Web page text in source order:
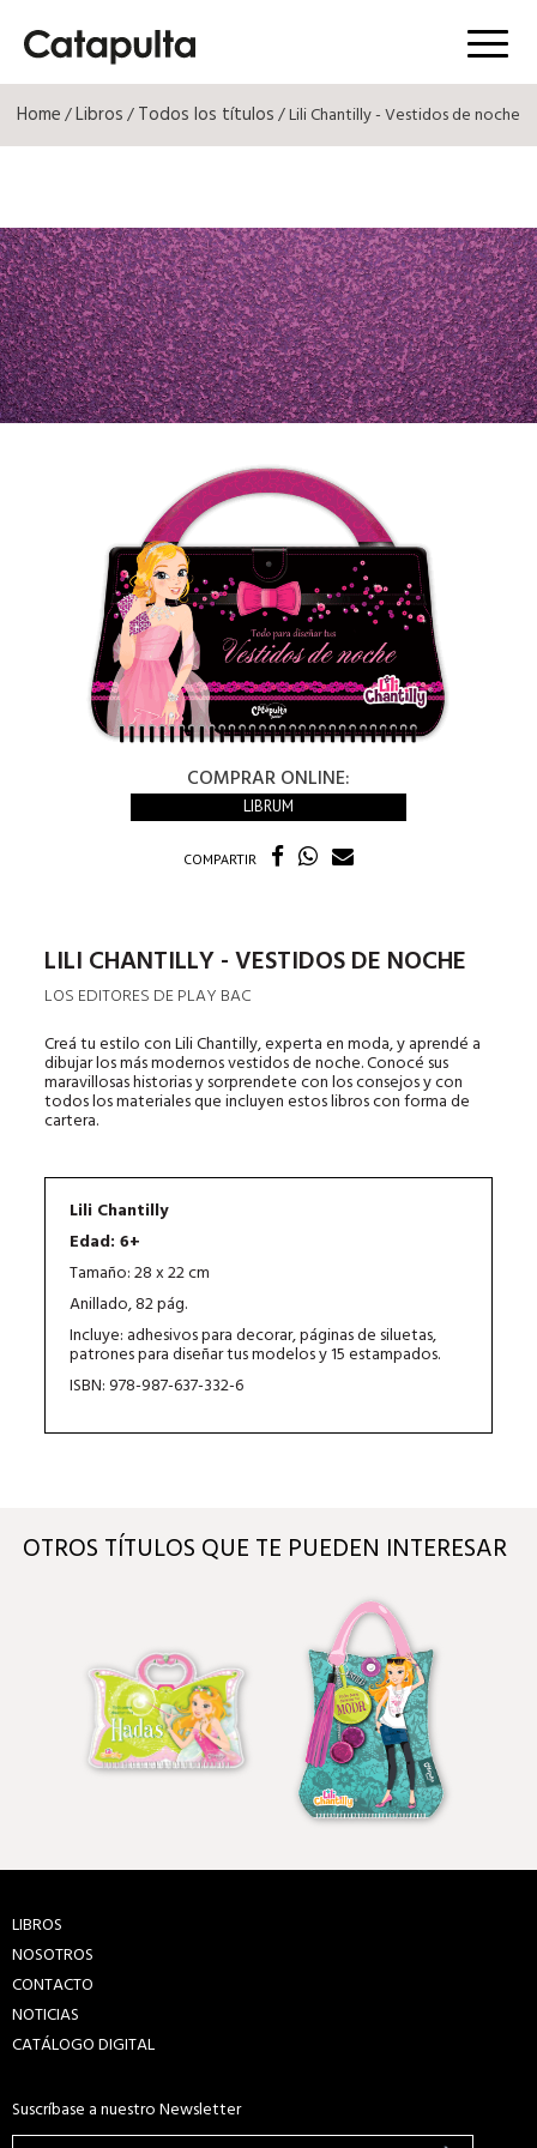
Menú
Home/Libros/Todos los títulos/ Lili Chantilly - Vestidos de noche
COMPRAR ONLINE:
LIBRUM
COMPARTIR
LILI CHANTILLY - VESTIDOS DE NOCHE
LOS EDITORES DE PLAY BAC
Creá tu estilo con Lili Chantilly, experta en moda, y aprendé a
dibujar los más modernos vestidos de noche. Conocé sus
maravillosas historias y sorprendete con los consejos y con
todos los materiales que incluyen estos libros con forma de
cartera.
Lili Chantilly
Edad: 6+
Tamaño: 28 x 22 cm
Anillado, 82 pág.
Incluye: adhesivos para decorar, páginas de siluetas,
patrones para diseñar tus modelos y 15 estampados.
ISBN: 978-987-637-332-6
OTROS TÍTULOS QUE TE PUEDEN INTERESAR
LIBROS
NOSOTROS
CONTACTO
NOTICIAS
CATÁLOGO DIGITAL
Suscríbase a nuestro Newsletter